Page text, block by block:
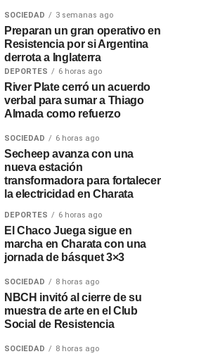
SOCIEDAD 3 semanas ago
Preparan un gran operativo en
Resistencia por si Argentina
derrota a Inglaterra
DEPORTES 6 horas ago
River Plate cerró un acuerdo
verbal para sumar a Thiago
Almada como refuerzo
SOCIEDAD 6 horas ago
Secheep avanza con una
nueva estación
transformadora para fortalecer
la electricidad en Charata
DEPORTES 6 horas ago
El Chaco Juega sigue en
marcha en Charata con una
jornada de básquet 3×3
SOCIEDAD 8 horas ago
NBCH invitó al cierre de su
muestra de arte en el Club
Social de Resistencia
SOCIEDAD 8 horas ago